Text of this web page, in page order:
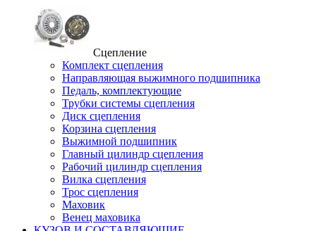
Сцепление
Комплект сцепления
Направляющая выжимного подшипника
Педаль, комплектующие
Трубки системы сцепления
Диск сцепления
Корзина сцепления
Выжимной подшипник
Главный цилиндр сцепления
Рабочий цилиндр сцепления
Вилка сцепления
Трос сцепления
Маховик
Венец маховика